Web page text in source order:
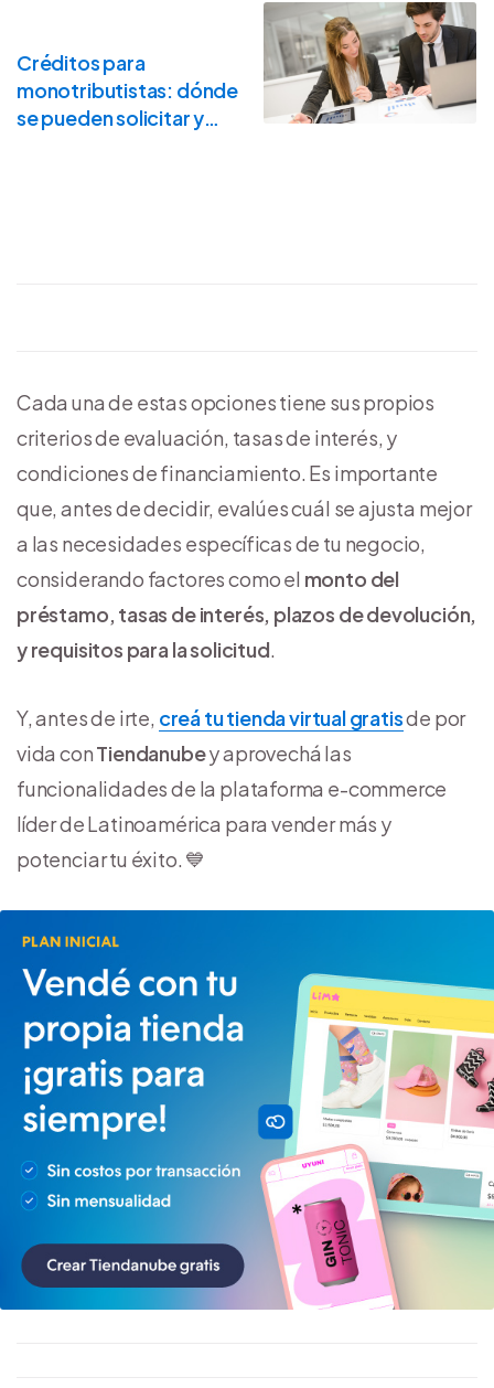
Créditos para
monotributistas: dónde
se pueden solicitar y
Cada una de estas opciones tiene sus propios
criterios de evaluación, tasas de interés, y
condiciones de financiamiento. Es importante
que, antes de decidir, evalúes cuál se ajusta mejor
a las necesidades específicas de tu negocio,
considerando factores como el monto del
préstamo, tasas de interés, plazos de devolución,
y requisitos para la solicitud.
Y, antes de irte, creá tu tienda virtual gratisde por
vida conTiendanubey aprovechá las
funcionalidades de la plataforma e-commerce
líder de Latinoamérica para vender más y
potenciar tu éxito. 💙